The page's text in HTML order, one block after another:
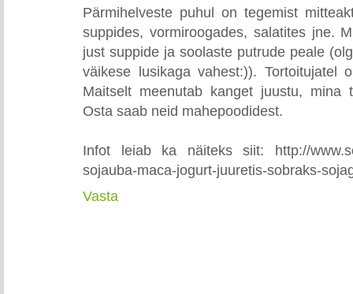
Pärmihelveste puhul on tegemist
suppides, vormiroogades, salatites jne.
just suppide ja soolaste putrude peale
väikese lusikaga vahest:)). Tortoitujatel
Maitselt meenutab kanget juustu, mina
Osta saab neid mahepoodidest.
Infot leiab ka näiteks siit: http://
sojauba-maca-jogurt-juuretis-sobraks-
Vasta